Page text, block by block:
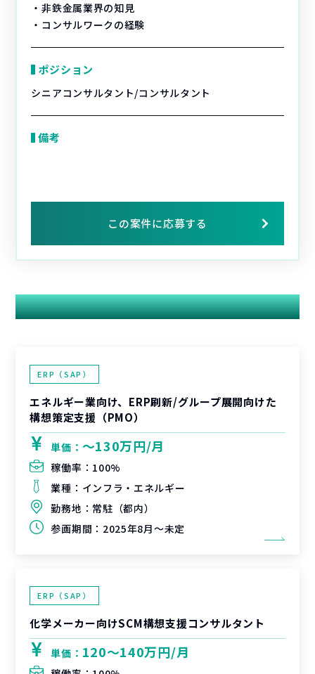
・非鉄金属業界の知見
・コンサルワークの経験
ポジション
シニアコンサルタント/コンサルタント
備考
この案件に応募する
関連する案件
ERP（SAP）
エネルギー業向け、ERP刷新/グループ展開向けた
構想策定支援（PMO）
単価： 〜130万円/月
稼働率： 100%
業種： インフラ・エネルギー
勤務地： 常駐（都内）
参画期間： 2025年8月～未定
ERP（SAP）
化学メーカー向けSCM構想支援コンサルタント
単価： 120〜140万円/月